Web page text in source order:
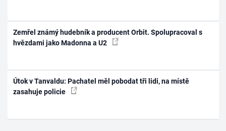
Zemřel známý hudebník a producent Orbit. Spolupracoval s
hvězdami jako Madonna a U2
Útok v Tanvaldu: Pachatel měl pobodat tři lidi, na místě
zasahuje policie